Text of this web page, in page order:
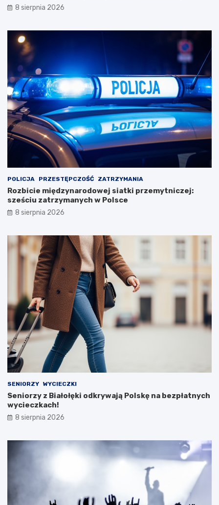
8 sierpnia 2026
POLICJA PRZESTĘPCZOŚĆ ZATRZYMANIA
Rozbicie międzynarodowej siatki przemytniczej:
sześciu zatrzymanych w Polsce
8 sierpnia 2026
SENIORZY WYCIECZKI
Seniorzy z Białołęki odkrywają Polskę na bezpłatnych
wycieczkach!
8 sierpnia 2026